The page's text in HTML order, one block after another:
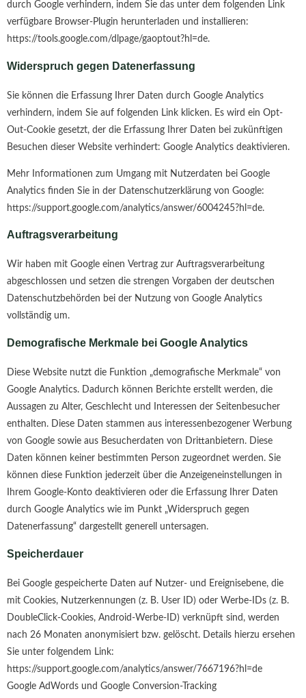
durch Google verhindern, indem Sie das unter dem folgenden Link
verfügbare Browser-Plugin herunterladen und installieren:
https://tools.google.com/dlpage/gaoptout?hl=de.
Widerspruch gegen Datenerfassung
Sie können die Erfassung Ihrer Daten durch Google Analytics
verhindern, indem Sie auf folgenden Link klicken. Es wird ein Opt-
Out-Cookie gesetzt, der die Erfassung Ihrer Daten bei zukünftigen
Besuchen dieser Website verhindert: Google Analytics deaktivieren.
Mehr Informationen zum Umgang mit Nutzerdaten bei Google
Analytics finden Sie in der Datenschutzerklärung von Google:
https://support.google.com/analytics/answer/6004245?hl=de.
Auftragsverarbeitung
Wir haben mit Google einen Vertrag zur Auftragsverarbeitung
abgeschlossen und setzen die strengen Vorgaben der deutschen
Datenschutzbehörden bei der Nutzung von Google Analytics
vollständig um.
Demografische Merkmale bei Google Analytics
Diese Website nutzt die Funktion „demografische Merkmale“ von
Google Analytics. Dadurch können Berichte erstellt werden, die
Aussagen zu Alter, Geschlecht und Interessen der Seitenbesucher
enthalten. Diese Daten stammen aus interessenbezogener Werbung
von Google sowie aus Besucherdaten von Drittanbietern. Diese
Daten können keiner bestimmten Person zugeordnet werden. Sie
können diese Funktion jederzeit über die Anzeigeneinstellungen in
Ihrem Google-Konto deaktivieren oder die Erfassung Ihrer Daten
durch Google Analytics wie im Punkt „Widerspruch gegen
Datenerfassung“ dargestellt generell untersagen.
Speicherdauer
Bei Google gespeicherte Daten auf Nutzer- und Ereignisebene, die
mit Cookies, Nutzerkennungen (z. B. User ID) oder Werbe-IDs (z. B.
DoubleClick-Cookies, Android-Werbe-ID) verknüpft sind, werden
nach 26 Monaten anonymisiert bzw. gelöscht. Details hierzu ersehen
Sie unter folgendem Link:
https://support.google.com/analytics/answer/7667196?hl=de
Google AdWords und Google Conversion-Tracking